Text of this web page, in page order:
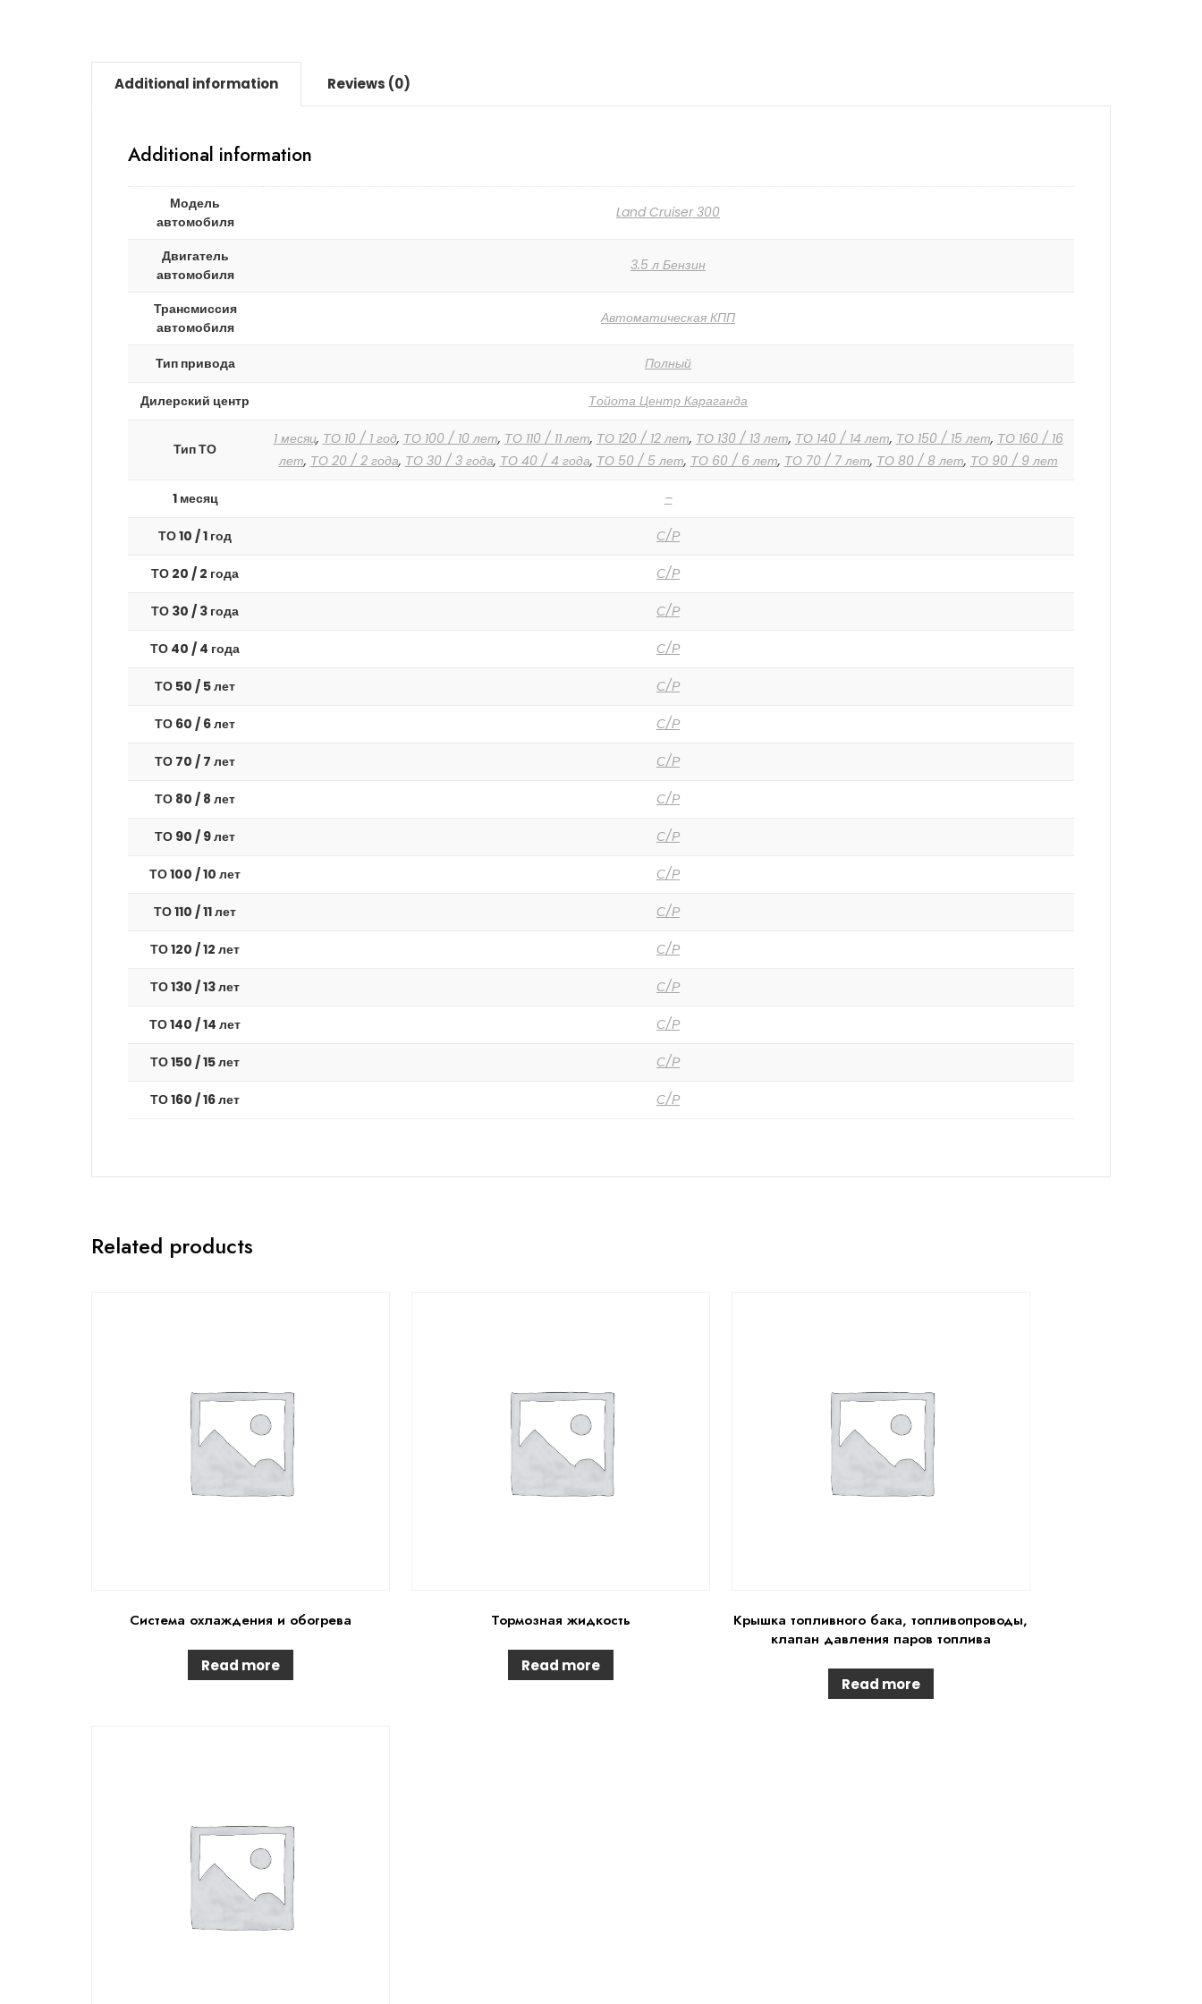
Additional information Reviews (0)
Additional information
Модель
автомобиля
Land Cruiser 300
Двигатель
автомобиля
3.5 л Бензин
Трансмиссия
автомобиля
Автоматическая КПП
Тип привода Полный
Дилерский центр Тойота Центр Караганда
Тип ТО
1 месяц, ТО 10 / 1 год, ТО 100 / 10 лет, ТО 110 / 11 лет, ТО 120 / 12 лет, ТО 130 / 13 лет, ТО 140 / 14 лет, ТО 150 / 15 лет, ТО 160 / 16
лет, ТО 20 / 2 года, ТО 30 / 3 года, ТО 40 / 4 года, ТО 50 / 5 лет, ТО 60 / 6 лет, ТО 70 / 7 лет, ТО 80 / 8 лет, ТО 90 / 9 лет
1 месяц –
ТО 10 / 1 год С/Р
ТО 20 / 2 года С/Р
ТО 30 / 3 года С/Р
ТО 40 / 4 года С/Р
ТО 50 / 5 лет С/Р
ТО 60 / 6 лет С/Р
ТО 70 / 7 лет С/Р
ТО 80 / 8 лет С/Р
ТО 90 / 9 лет С/Р
ТО 100 / 10 лет С/Р
ТО 110 / 11 лет С/Р
ТО 120 / 12 лет С/Р
ТО 130 / 13 лет С/Р
ТО 140 / 14 лет С/Р
ТО 150 / 15 лет С/Р
ТО 160 / 16 лет С/Р
Related products
Система охлаждения и обогрева
Read more
Тормозная жидкость
Read more
Крышка топливного бака, топливопроводы,
клапан давления паров топлива
Read more